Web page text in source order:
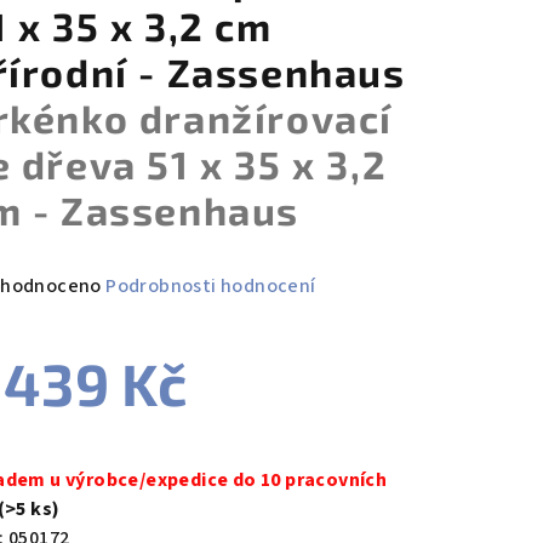
x 35 x 3,2 cm
- Zassenhaus
dranžírovací
dřeva 51 x 35 x 3,2
- Zassenhaus
Podrobnosti hodnocení
Kč
u výrobce/expedice do 10 pracovních
(>5 ks)